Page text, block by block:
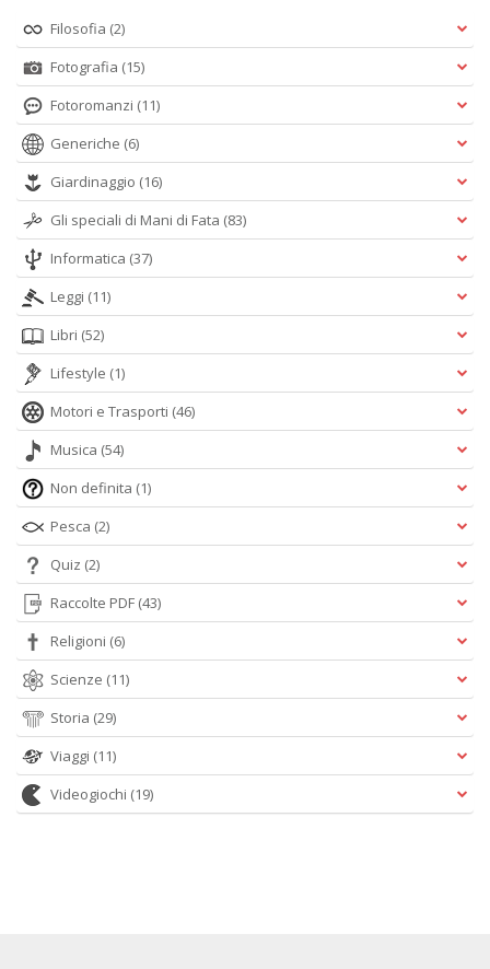
Filosofia (2)
Fotografia (15)
Fotoromanzi (11)
Generiche (6)
Giardinaggio (16)
Gli speciali di Mani di Fata (83)
Informatica (37)
Leggi (11)
Libri (52)
Lifestyle (1)
Motori e Trasporti (46)
Musica (54)
Non definita (1)
Pesca (2)
Quiz (2)
Raccolte PDF (43)
Religioni (6)
Scienze (11)
Storia (29)
Viaggi (11)
Videogiochi (19)